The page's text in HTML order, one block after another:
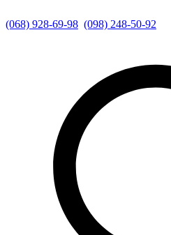
(068) 928-69-98 (098) 248-50-92